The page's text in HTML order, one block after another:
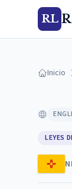
RL
Inicio
LEYES